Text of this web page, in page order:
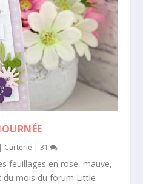
| Carterie |31
feuillages en rose, mauve,
du mois du forum Little